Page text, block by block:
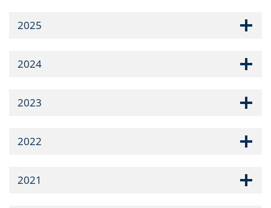
2025
2024
2023
2022
2021